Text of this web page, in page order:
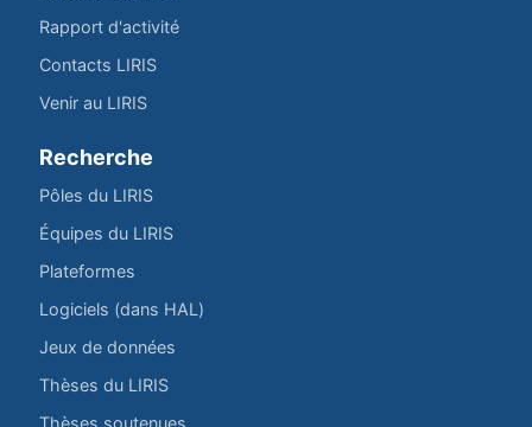
Rapport d'activité
Contacts LIRIS
Venir au LIRIS
Recherche
Pôles du LIRIS
Équipes du LIRIS
Plateformes
Logiciels (dans HAL)
Jeux de données
Thèses du LIRIS
Thèses soutenues